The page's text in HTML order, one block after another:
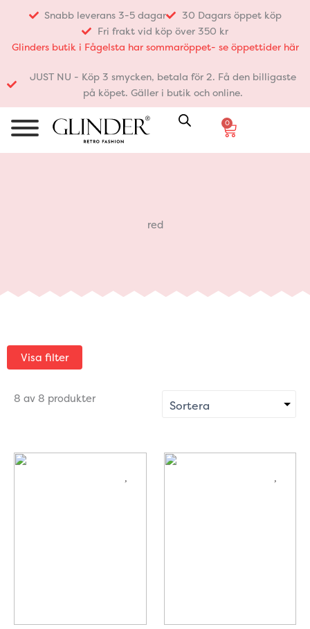
innehåll
Snabb leverans 3-5 dagar
30 Dagars öppet köp
Fri frakt vid köp över 350 kr
Glinders butik i Fågelsta har sommaröppet- se öppettider här
JUST NU - Köp 3 smycken, betala för 2. Få den billigaste
på köpet. Gäller i butik och online.
0
Varukorg
red
Visa filter
8 av 8 produkter